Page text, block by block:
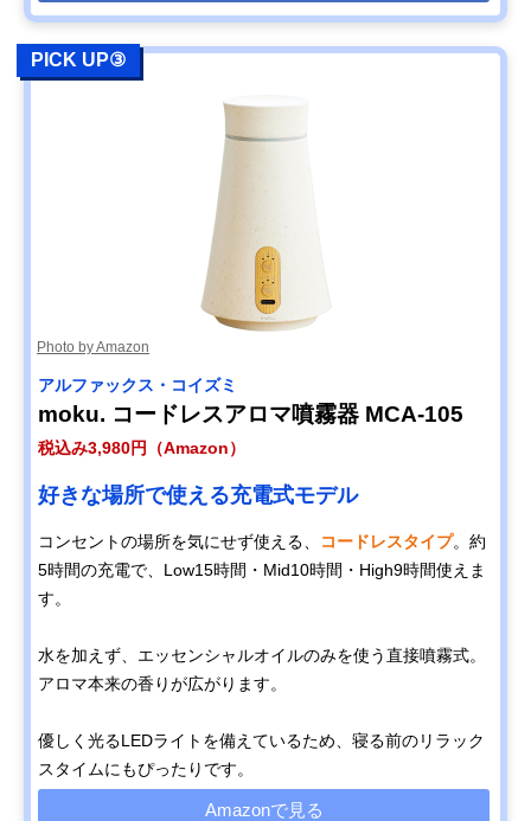
PICK UP③
Photo by Amazon
アルファックス・コイズミ
moku. コードレスアロマ噴霧器 MCA-105
税込み3,980円（Amazon）
好きな場所で使える充電式モデル
コンセントの場所を気にせず使える、 コードレスタイプ。約
5時間の充電で、Low15時間・Mid10時間・High9時間使えま
す。
水を加えず、エッセンシャルオイルのみを使う直接噴霧式。
アロマ本来の香りが広がります。
優しく光るLEDライトを備えているため、寝る前のリラック
スタイムにもぴったりです。
Amazonで見る